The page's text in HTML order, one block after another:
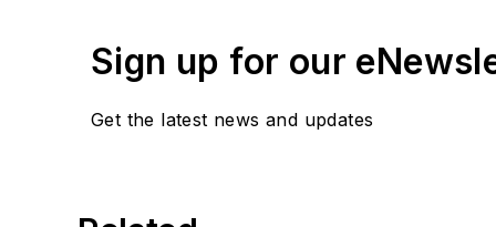
Sign up for our
Get the latest news and updates